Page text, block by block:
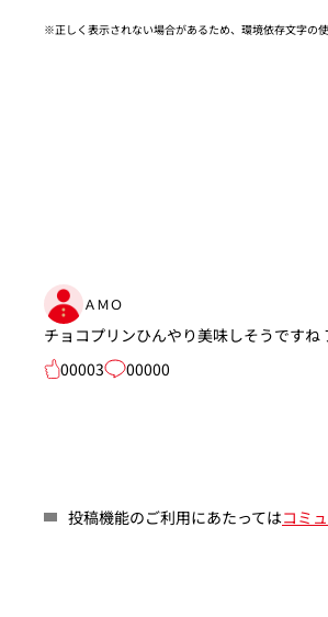
※正しく表示されない場合があるため、環境依存文字の
ＡＭＯ
チョコプリンひんやり美味しそうです
00003
00000
投稿機能のご利用にあたってはコミ